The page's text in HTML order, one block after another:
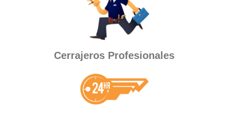
Cerrajeros Profesionales